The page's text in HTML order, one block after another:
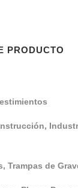
PRODUCTO
Trampas de